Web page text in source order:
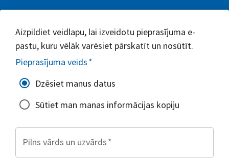
Aizpildiet veidlapu, lai izveidotu pieprasījuma e-
pastu, kuru vēlāk varēsiet pārskatīt un nosūtīt.
Pieprasījuma veids*
Dzēsiet manus datus
Sūtiet man manas informācijas kopiju
Pilns vārds un uzvārds*